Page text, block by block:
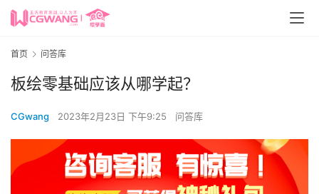
首页 问答库
板绘零基础应该从哪学起？
CGwang 2023年2月23日 下午9:25 问答库